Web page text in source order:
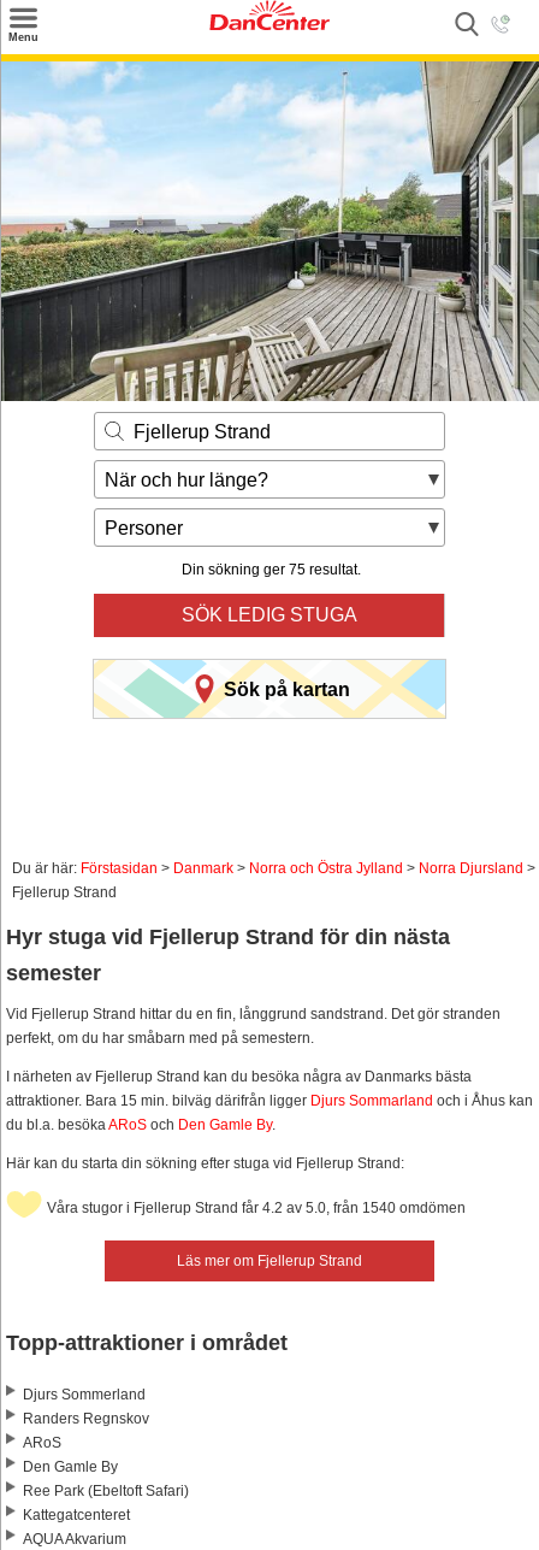
Menu
Tilbud
Info
Service
Kontakt
Husägare
Fjellerup Strand
När och hur länge?
Personer
Din sökning ger 75 resultat.
SÖK LEDIG STUGA
Sök på kartan
Du är här: Förstasidan > Danmark > Norra och Östra Jylland > Norra Djursland >
Fjellerup Strand
Hyr stuga vid Fjellerup Strand för din nästa
semester
Vid Fjellerup Strand hittar du en fin, långgrund sandstrand. Det gör stranden
perfekt, om du har småbarn med på semestern.
I närheten av Fjellerup Strand kan du besöka några av Danmarks bästa
attraktioner. Bara 15 min. bilväg därifrån ligger Djurs Sommarland och i Åhus kan
du bl.a. besökaARoS och Den Gamle By.
Här kan du starta din sökning efter stuga vid Fjellerup Strand:
Läs mer om Fjellerup Strand
Våra stugor i Fjellerup Strand får 4.2 av 5.0, från 1540 omdömen
Topp-attraktioner i området
Djurs Sommerland
Randers Regnskov
ARoS
Den Gamle By
Ree Park (Ebeltoft Safari)
Kattegatcenteret
AQUA Akvarium